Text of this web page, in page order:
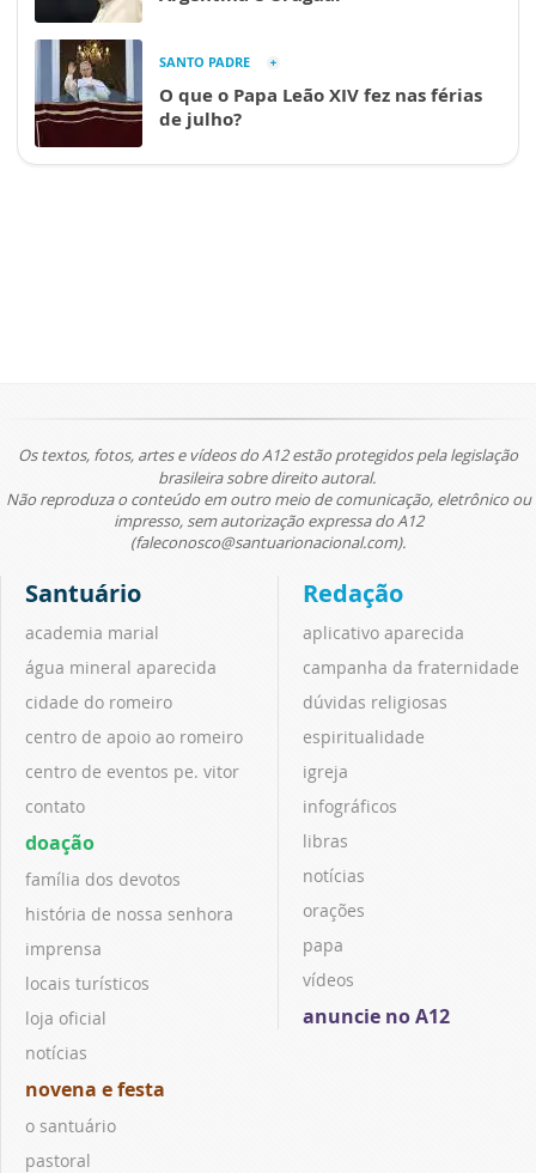
SANTO PADRE
O que o Papa Leão XIV fez nas férias
de julho?
Os textos, fotos, artes e vídeos do A12 estão protegidos pela legislação
brasileira sobre direito autoral.
Não reproduza o conteúdo em outro meio de comunicação, eletrônico ou
impresso, sem autorização expressa do A12
(faleconosco@santuarionacional.com).
Santuário
academia marial
água mineral aparecida
cidade do romeiro
centro de apoio ao romeiro
centro de eventos pe. vitor
contato
doação
família dos devotos
história de nossa senhora
imprensa
locais turísticos
loja oficial
notícias
novena e festa
o santuário
pastoral
Redação
aplicativo aparecida
campanha da fraternidade
dúvidas religiosas
espiritualidade
igreja
infográficos
libras
notícias
orações
papa
vídeos
anuncie no A12